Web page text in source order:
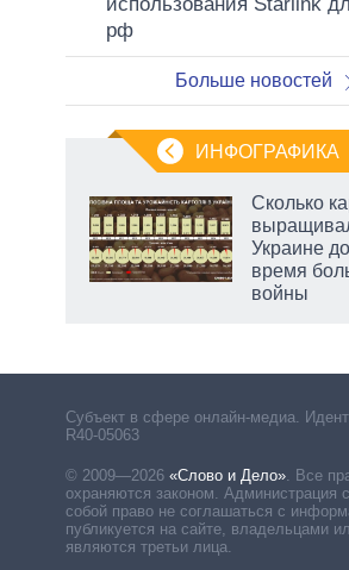
использования Starlink
рф
Больше новостей
ИНФОГРАФИКА
Сколько
Украине
время
войны
Субъект в сфере онлайн-медиа.
R40-05063
© 2009—2026 «Слово и Дело». Все
охраняются законом. Администрация
собой право не соглашаться с
публикуется на сайте, владельцами
являются третьи лица.